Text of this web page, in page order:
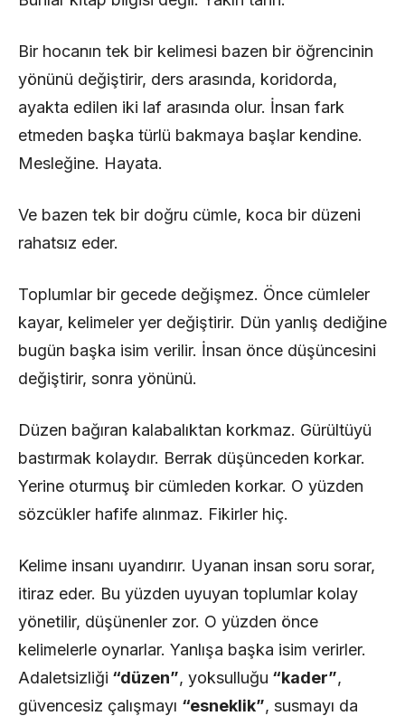
Bir hocanın tek bir kelimesi bazen bir öğrencinin
yönünü değiştirir, ders arasında, koridorda,
ayakta edilen iki laf arasında olur. İnsan fark
etmeden başka türlü bakmaya başlar kendine.
Mesleğine. Hayata.
Ve bazen tek bir doğru cümle, koca bir düzeni
rahatsız eder.
Toplumlar bir gecede değişmez. Önce cümleler
kayar, kelimeler yer değiştirir. Dün yanlış dediğine
bugün başka isim verilir. İnsan önce düşüncesini
değiştirir, sonra yönünü.
Düzen bağıran kalabalıktan korkmaz. Gürültüyü
bastırmak kolaydır. Berrak düşünceden korkar.
Yerine oturmuş bir cümleden korkar. O yüzden
sözcükler hafife alınmaz. Fikirler hiç.
Kelime insanı uyandırır. Uyanan insan soru sorar,
itiraz eder. Bu yüzden uyuyan toplumlar kolay
yönetilir, düşünenler zor. O yüzden önce
kelimelerle oynarlar. Yanlışa başka isim verirler.
Adaletsizliği “düzen”, yoksulluğu “kader”,
güvencesiz çalışmayı “esneklik”, susmayı da